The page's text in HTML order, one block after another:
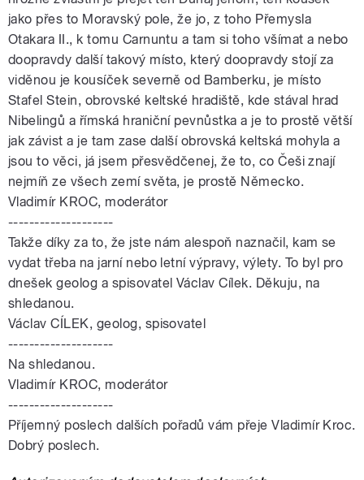
jako přes to Moravský pole, že jo, z toho Přemysla
Otakara II., k tomu Carnuntu a tam si toho všímat a nebo
doopravdy další takový místo, který doopravdy stojí za
viděnou je kousíček severně od Bamberku, je místo
Stafel Stein, obrovské keltské hradiště, kde stával hrad
Nibelingů a římská hraniční pevnůstka a je to prostě větší
jak závist a je tam zase další obrovská keltská mohyla a
jsou to věci, já jsem přesvědčenej, že to, co Češi znají
nejmíň ze všech zemí světa, je prostě Německo.
Vladimír KROC, moderátor
--------------------
Takže díky za to, že jste nám alespoň naznačil, kam se
vydat třeba na jarní nebo letní výpravy, výlety. To byl pro
dnešek geolog a spisovatel Václav Cílek. Děkuju, na
shledanou.
Václav CÍLEK, geolog, spisovatel
--------------------
Na shledanou.
Vladimír KROC, moderátor
--------------------
Příjemný poslech dalších pořadů vám přeje Vladimír Kroc.
Dobrý poslech.